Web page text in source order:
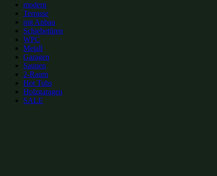
modern
Terrasse
mit Anbau
Schiebetüren
WPC
Metall
Garagen
Saunen
2-Raum
Hot Tubs
Holzgaragen
SALE